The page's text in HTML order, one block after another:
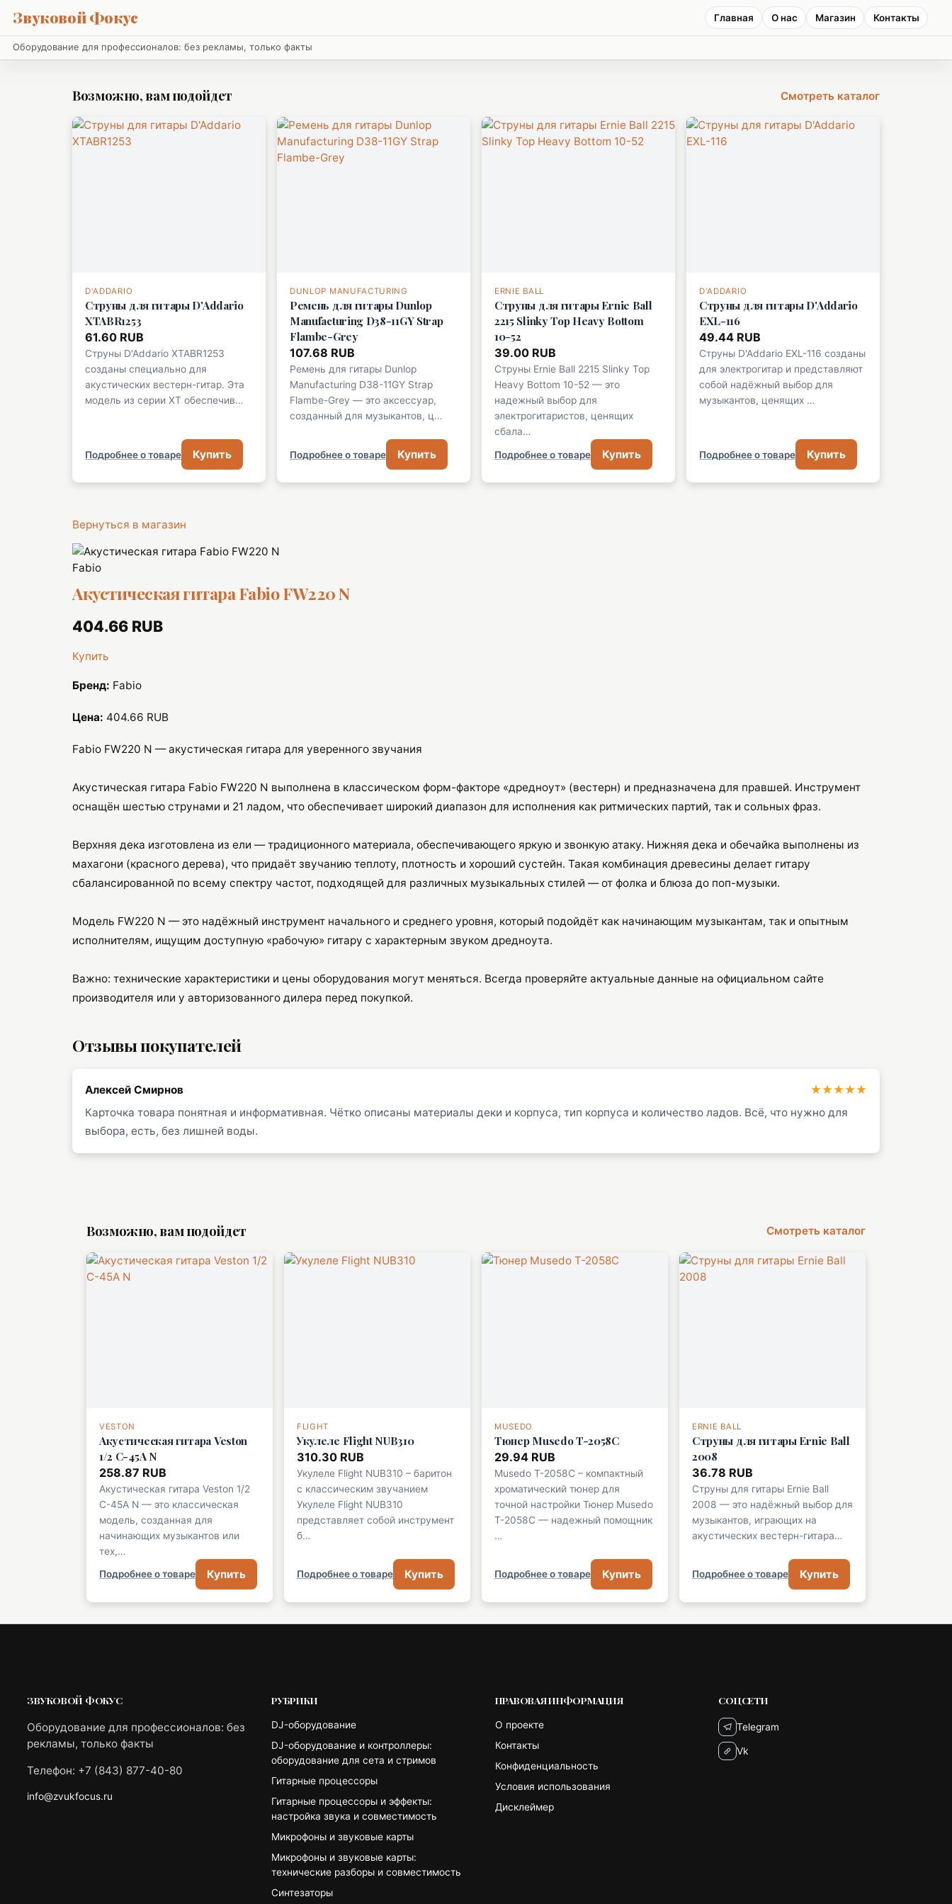
Звуковой Фокус Главная О нас Магазин Контакты
Оборудование для профессионалов: без рекламы, только факты
Возможно, вам подойдет Смотреть каталог
D'ADDARIO
Струны для гитары D'Addario
XTABR1253
61.60 RUB
Струны D'Addario XTABR1253
созданы специально для
акустических вестерн-гитар. Эта
модель из серии XT обеспечив…
Подробнее о товаре Купить
DUNLOP MANUFACTURING
Ремень для гитары Dunlop
Manufacturing D38-11GY Strap
Flambe-Grey
107.68 RUB
Ремень для гитары Dunlop
Manufacturing D38-11GY Strap
Flambe-Grey — это аксессуар,
созданный для музыкантов, ц…
Подробнее о товаре Купить
ERNIE BALL
Струны для гитары Ernie Ball
2215 Slinky Top Heavy Bottom
10-52
39.00 RUB
Струны Ernie Ball 2215 Slinky Top
Heavy Bottom 10-52 — это
надежный выбор для
электрогитаристов, ценящих
сбала…
Подробнее о товаре Купить
D'ADDARIO
Струны для гитары D'Addario
EXL-116
49.44 RUB
Струны D'Addario EXL-116 созданы
для электрогитар и представляют
собой надёжный выбор для
музыкантов, ценящих …
Подробнее о товаре Купить
Вернуться в магазин
Fabio
Акустическая гитара Fabio FW220 N
404.66 RUB
Купить
Бренд: Fabio
Цена: 404.66 RUB
Fabio FW220 N — акустическая гитара для уверенного звучания
Акустическая гитара Fabio FW220 N выполнена в классическом форм-факторе «дредноут» (вестерн) и предназначена для правшей. Инструмент
оснащён шестью струнами и 21 ладом, что обеспечивает широкий диапазон для исполнения как ритмических партий, так и сольных фраз.
Верхняя дека изготовлена из ели — традиционного материала, обеспечивающего яркую и звонкую атаку. Нижняя дека и обечайка выполнены из
махагони (красного дерева), что придаёт звучанию теплоту, плотность и хороший сустейн. Такая комбинация древесины делает гитару
сбалансированной по всему спектру частот, подходящей для различных музыкальных стилей — от фолка и блюза до поп-музыки.
Модель FW220 N — это надёжный инструмент начального и среднего уровня, который подойдёт как начинающим музыкантам, так и опытным
исполнителям, ищущим доступную «рабочую» гитару с характерным звуком дредноута.
Важно: технические характеристики и цены оборудования могут меняться. Всегда проверяйте актуальные данные на официальном сайте
производителя или у авторизованного дилера перед покупкой.
Отзывы покупателей
Алексей Смирнов
★★★★★
Карточка товара понятная и информативная. Чётко описаны материалы деки и корпуса, тип корпуса и количество ладов. Всё, что нужно для
выбора, есть, без лишней воды.
Возможно, вам подойдет Смотреть каталог
VESTON
Акустическая гитара Veston
1/2 C-45A N
258.87 RUB
Акустическая гитара Veston 1/2
C-45A N — это классическая
модель, созданная для
начинающих музыкантов или
тех,…
Подробнее о товаре Купить
FLIGHT
Укулеле Flight NUB310
310.30 RUB
Укулеле Flight NUB310 – баритон
с классическим звучанием
Укулеле Flight NUB310
представляет собой инструмент
б…
Подробнее о товаре Купить
MUSEDO
Тюнер Musedo T-2058C
29.94 RUB
Musedo T-2058C – компактный
хроматический тюнер для
точной настройки Тюнер Musedo
T-2058C — надежный помощник
…
Подробнее о товаре Купить
ERNIE BALL
Струны для гитары Ernie Ball
2008
36.78 RUB
Струны для гитары Ernie Ball
2008 — это надёжный выбор для
музыкантов, играющих на
акустических вестерн-гитара…
Подробнее о товаре Купить
ЗВУКОВОЙ ФОКУС
Оборудование для профессионалов: без
рекламы, только факты
Телефон: +7 (843) 877-40-80
info@zvukfocus.ru
РУБРИКИ
DJ-оборудование
DJ-оборудование и контроллеры:
оборудование для сета и стримов
Гитарные процессоры
Гитарные процессоры и эффекты:
настройка звука и совместимость
Микрофоны и звуковые карты
Микрофоны и звуковые карты:
технические разборы и совместимость
Синтезаторы
ПРАВОВАЯ ИНФОРМАЦИЯ
О проекте
Контакты
Конфиденциальность
Условия использования
Дисклеймер
СОЦСЕТИ
Telegram
Vk